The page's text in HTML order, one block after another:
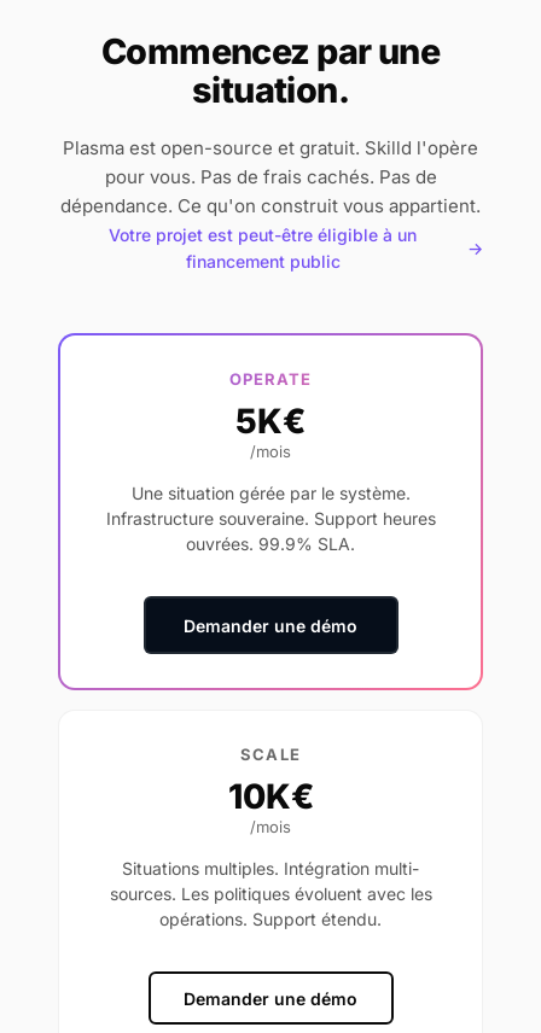
Commencez par une
situation.
Plasma est open-source et gratuit. Skilld l'opère
pour vous. Pas de frais cachés. Pas de
dépendance. Ce qu'on construit vous appartient.
Votre projet est peut-être éligible à un
financement public
→
OPERATE
5K€
/mois
Une situation gérée par le système.
Infrastructure souveraine. Support heures
ouvrées. 99.9% SLA.
Demander une démo
SCALE
10K€
/mois
Situations multiples. Intégration multi-
sources. Les politiques évoluent avec les
opérations. Support étendu.
Demander une démo